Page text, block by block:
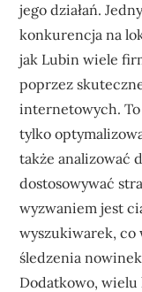
jego działań.
konkurencja na
jak Lubin wiele
poprzez
internetowych. To
tylko
także analizować
dostosowywać
wyzwaniem jest
wyszukiwarek, co
śledzenia
Dodatkowo,